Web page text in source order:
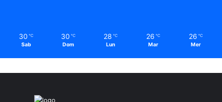
30 ℃
Sab
30 ℃
Dom
28 ℃
Lun
26 ℃
Mar
26 ℃
Mer